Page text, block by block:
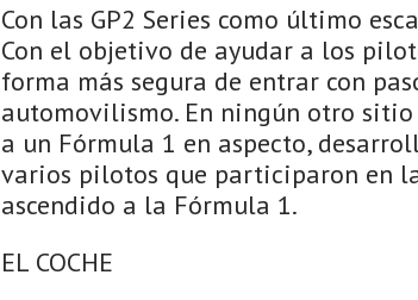
Con las GP2 Series como último
Con el objetivo de ayudar a los
forma más segura de entrar con
automovilismo. En ningún otro
a un Fórmula 1 en aspecto,
varios pilotos que participaron en
ascendido a la Fórmula 1.
EL COCHE